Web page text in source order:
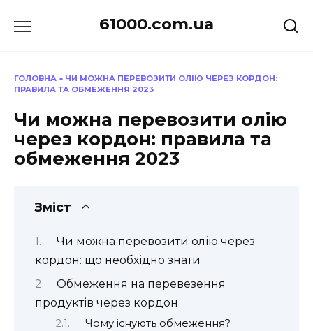
до
61000.com.ua
ГОЛОВНА » ЧИ МОЖНА ПЕРЕВОЗИТИ ОЛІЮ ЧЕРЕЗ КОРДОН:
ПРАВИЛА ТА ОБМЕЖЕННЯ 2023
Чи можна перевозити олію
через кордон: правила та
обмеження 2023
Зміст
Чи можна перевозити олію через
кордон: що необхідно знати
Обмеження на перевезення
продуктів через кордон
Чому існують обмеження?